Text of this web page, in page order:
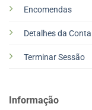
Encomendas
Detalhes da Conta
Terminar Sessão
Informação